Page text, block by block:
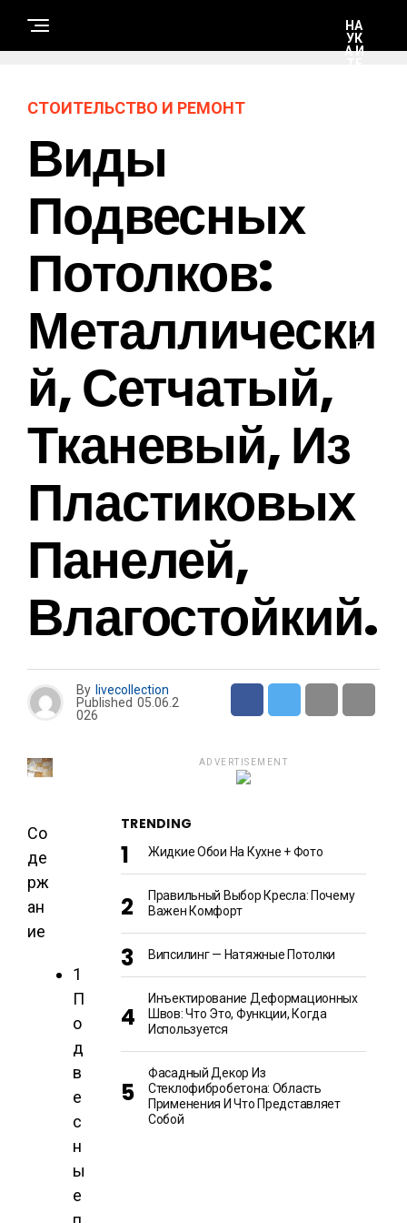
НА
УК
А И
И
Р
Е
СТОИТЕЛЬСТВО И РЕМОНТ
Виды
Подвесных
Потолков:
Металлически
Й, Сетчатый,
Тканевый, Из
Пластиковых
Панелей,
Влагостойкий.
By livecollection
Published 05.06.2
026
Со
де
рж
ан
ие
1
П
о
д
в
е
с
н
ы
е
ADVERTISEMENT
TRENDING
Жидкие Обои На Кухне + Фото
Правильный Выбор Кресла: Почему
Важен Комфорт
Випсилинг — Натяжные Потолки
Инъектирование Деформационных
Швов: Что Это, Функции, Когда
Используется
Фасадный Декор Из
Стеклофибробетона: Область
Применения И Что Представляет
Собой